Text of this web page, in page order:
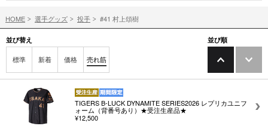
HOME 選手グッズ 投手 #41 村上頌樹
並び替え
標準 新着 価格 売れ筋
並び順
TIGERS B-LUCK DYNAMITE SERIES2026 レプリカユニフ
ォーム（背番号あり）★受注生産品★
¥12,500